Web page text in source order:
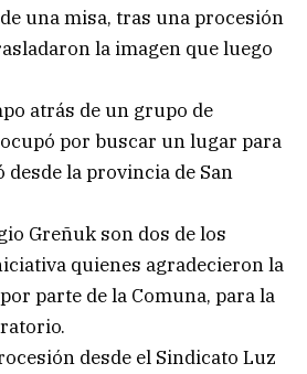
una misa, tras una procesión
la imagen que luego
atrás de un grupo de
por buscar un lugar para
desde la provincia de San
Greñuk son dos de los
quienes agradecieron la
parte de la Comuna, para la
desde el Sindicato Luz